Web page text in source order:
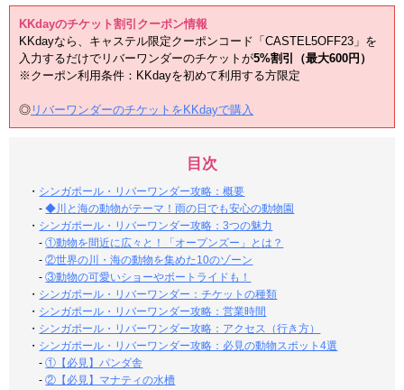
KKdayのチケット割引クーポン情報
KKdayなら、キャステル限定クーポンコード「CASTEL5OFF23」を
入力するだけでリバーワンダーのチケットが5%割引（最大600円）
※クーポン利用条件：KKdayを初めて利用する方限定
◎ リバーワンダーのチケットをKKdayで購入
目次
・ シンガポール・リバーワンダー攻略：概要
-◆川と海の動物がテーマ！雨の日でも安心の動物園
・ シンガポール・リバーワンダー攻略：3つの魅力
-①動物を間近に広々と！「オープンズー」とは？
-②世界の川・海の動物を集めた10のゾーン
-③動物の可愛いショーやボートライドも！
・ シンガポール・リバーワンダー：チケットの種類
・ シンガポール・リバーワンダー攻略：営業時間
・ シンガポール・リバーワンダー攻略：アクセス（行き方）
・ シンガポール・リバーワンダー攻略：必見の動物スポット4選
-①【必見】パンダ舎
-②【必見】マナティの水槽